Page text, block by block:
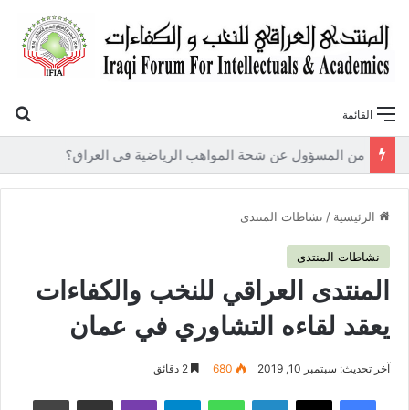
القائمة
الرئيسية / نشاطات المنتدى
نشاطات المنتدى
المنتدى العراقي للنخب والكفاءات
يعقد لقاءه التشاوري في عمان
آخر تحديث: سبتمبر 10, 2019 680
فيسبوك لينكدإن واتساب